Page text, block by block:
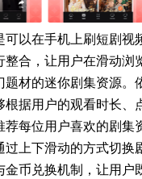
可以在手机上刷短剧视
整合，让用户在滑动浏
题材的迷你剧集资源。
根据用户的观看时长、
荐每位用户喜欢的剧集
过上下滑动的方式切换
金币兑换机制，让用户